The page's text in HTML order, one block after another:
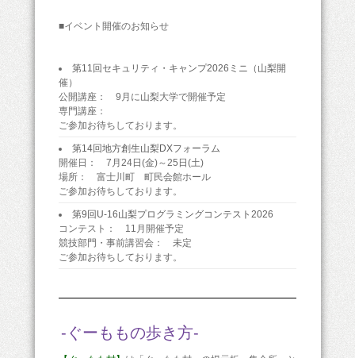
■イベント開催のお知らせ
第11回セキュリティ・キャンプ2026ミニ（山梨開
催）
公開講座： 9月に山梨大学で開催予定
専門講座：
ご参加お待ちしております。
第14回地方創生山梨DXフォーラム
開催日： 7月24日(金)～25日(土)
場所： 富士川町 町民会館ホール
ご参加お待ちしております。
第9回U-16山梨プログラミングコンテスト2026
コンテスト： 11月開催予定
競技部門・事前講習会： 未定
ご参加お待ちしております。
-ぐーももの歩き方-